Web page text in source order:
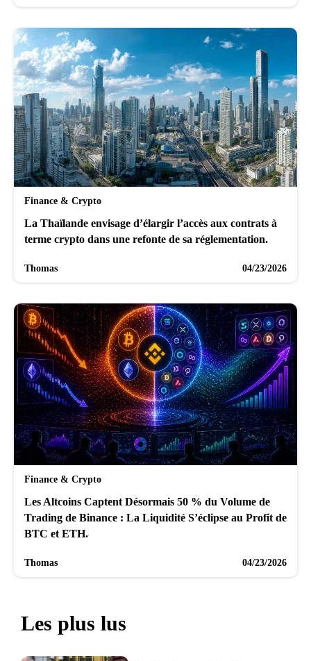
Finance & Crypto
La Thaïlande envisage d’élargir l’accès aux contrats à
terme crypto dans une refonte de sa réglementation.
Thomas 04/23/2026
Finance & Crypto
Les Altcoins Captent Désormais 50 % du Volume de
Trading de Binance : La Liquidité S’éclipse au Profit de
BTC et ETH.
Thomas 04/23/2026
Les plus lus